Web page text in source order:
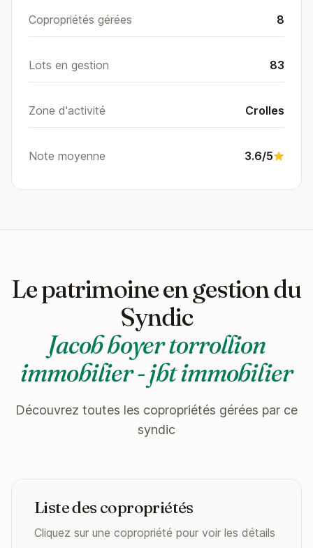
Copropriétés gérées 8
Lots en gestion 83
Zone d'activité Crolles
Note moyenne 3.6/5
Le patrimoine en gestion du
Syndic
Jacob boyer torrollion
immobilier - jbt immobilier
Découvrez toutes les copropriétés gérées par ce
syndic
Liste des copropriétés
Cliquez sur une copropriété pour voir les détails